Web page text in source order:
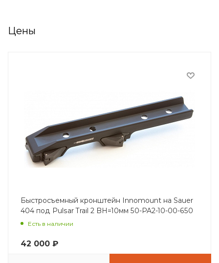
Цены
Быстросъемный кронштейн Innomount на Sauer
404 под Pulsar Trail 2 BH=10мм 50-PA2-10-00-650
Есть в наличии
42 000 ₽